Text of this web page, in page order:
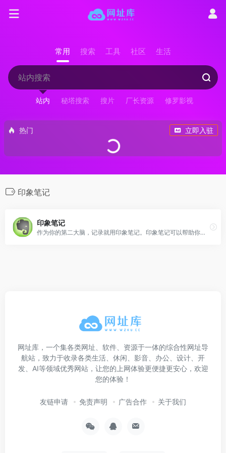
常用 搜索 工具 社区 生活
站内 秘塔搜索 搜片 厂长资源 修罗影视
热门 立即入驻
印象笔记
印象笔记
作为你的第二大脑，记录就用印象笔记。印象笔记可以帮助你高效工作、学习与生活。支持无缝多端同步，快速保存微信、微博、网页等内容，一站式完成信息的收集备份、高效记录、分享和永久保存。
网址库，一个集各类网址、软件、资源于一体的综合性网址导
航站，致力于收录各类生活、休闲、影音、办公、设计、开
发、AI等领域优秀网站，让您的上网体验更便捷更安心，欢迎
您的体验！
友链申请 免责声明 广告合作 关于我们